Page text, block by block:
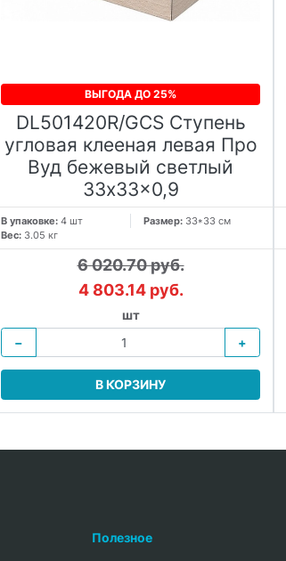
ВЫГОДА ДО 25%
DL501420R/GCS Ступень
угловая клееная левая Про
Вуд бежевый светлый
33x33x0,9
В упаковке: 4 шт Размер: 33*33 см
Вес: 3.05 кг
6 020.70 руб.
4 803.14 руб.
шт
−
+
В КОРЗИНУ
Полезное